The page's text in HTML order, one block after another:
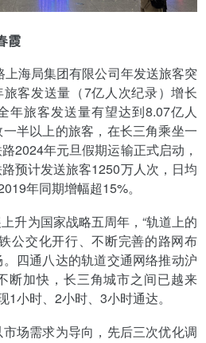
霞
海局集团有限公司年发送旅客突
客发送量（7亿人次纪录）增长
年旅客发送量有望达到8.07亿人
半以上的旅客，在长三角乘坐一
2024年元旦假期运输正式启动，
预计发送旅客1250万人次，日均
年同期增幅超15%。
升为国家战略五周年，“轨道上的
公交化开行、不断完善的路网布
四通八达的轨道交通网络推动沪
断加快，长三角城市之间已越来
1小时、2小时、3小时通达。
场需求为导向，先后三次优化调